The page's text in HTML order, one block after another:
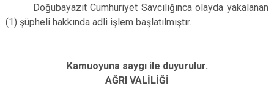
Doğubayazıt Cumhuriyet Savcılığınca olayda yakalanan
(1) şüpheli hakkında adli işlem başlatılmıştır.
Kamuoyuna saygı ile duyurulur.
AĞRI VALİLİĞİ